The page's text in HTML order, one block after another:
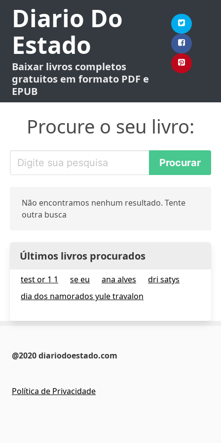
Diario Do
Estado
Baixar livros completos
gratuitos em formato PDF e
EPUB
Procure o seu livro:
Não encontramos nenhum resultado. Tente
outra busca
Últimos livros procurados
test or 1 1 se eu ana alves
dri satys
dia dos namorados yule travalon
@2020 diariodoestado.com
Política de Privacidade